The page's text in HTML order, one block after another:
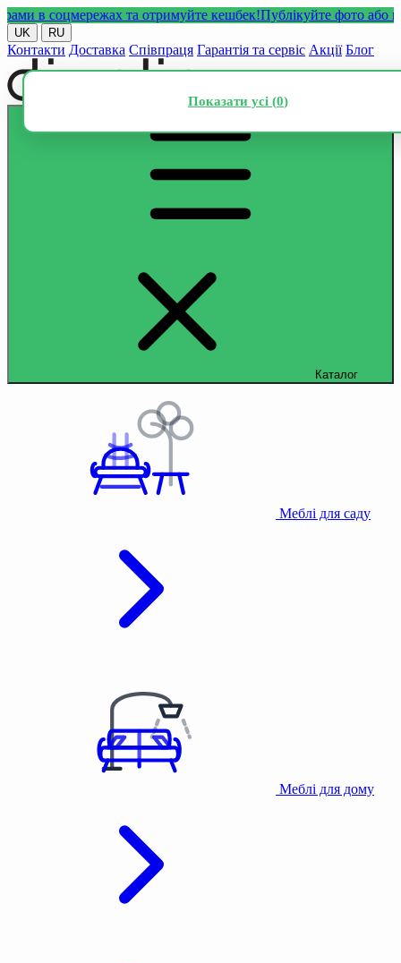
соцмережах та отримуйте кешбек!Публікуйте фото або
UK RU
Контакти Доставка Співпраця Гарантія та сервіс Акції Блог
Каталог
Меблі для саду
Меблі для дому
Показати усі (0)